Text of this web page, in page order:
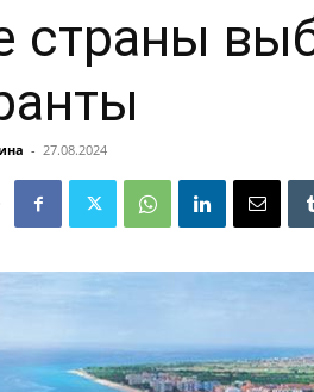
страны
- 27.08.2024